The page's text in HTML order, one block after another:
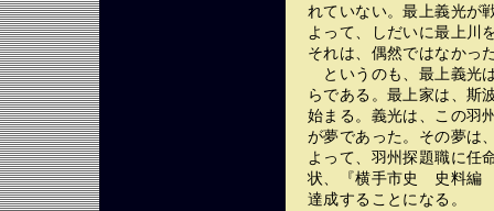
れていない。最上義光が
よって、しだいに最上川
それは、偶然ではなかっ
というのも、最上義光
らである。最上家は、斯
始まる。義光は、この羽
が夢であった。その夢は
よって、羽州探題職に任
状、『横手市史 史料編
達成することになる。